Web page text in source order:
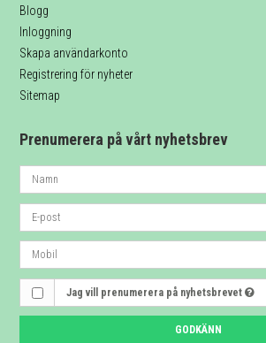
Blogg
Inloggning
Skapa användarkonto
Registrering för nyheter
Sitemap
Prenumerera på vårt nyhetsbrev
Jag vill prenumerera på nyhetsbrevet
GODKÄNN